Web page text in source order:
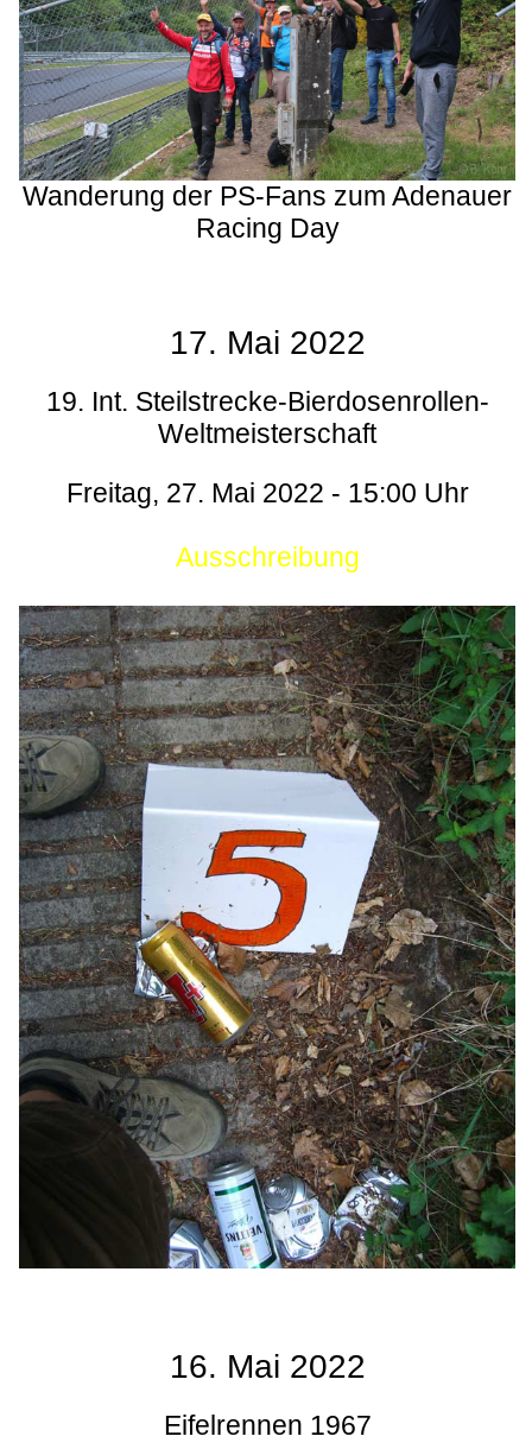
Wanderung der PS-Fans zum Adenauer
Racing Day
17. Mai 2022
19. Int. Steilstrecke-Bierdosenrollen-
Weltmeisterschaft
Freitag, 27. Mai 2022 - 15:00 Uhr
Ausschreibung
16. Mai 2022
Eifelrennen 1967